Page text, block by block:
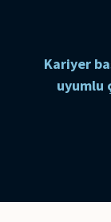
Kariyer
uyumlu